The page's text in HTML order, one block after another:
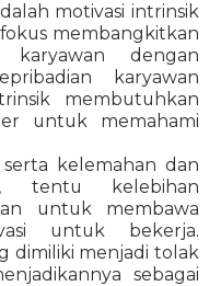
motivasi intrinsik
membangkitkan
dengan
karyawan
membutuhkan
untuk memahami
kelemahan dan
tentu kelebihan
untuk membawa
untuk bekerja.
dimiliki menjadi tolak
sebagai